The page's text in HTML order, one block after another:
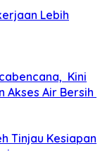
Lebih
Kini
Akses Air Bersih
Tinjau Kesiapan